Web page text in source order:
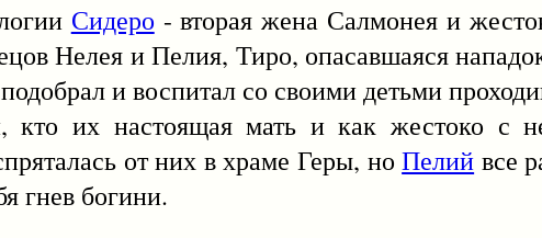
Сидеро - вторая жена Салмонея и
Нелея и Пелия, Тиро, опасавшаяся
и воспитал со своими детьми
кто их настоящая мать и как жестоко с
от них в храме Геры, ноПелий все
гнев богини.